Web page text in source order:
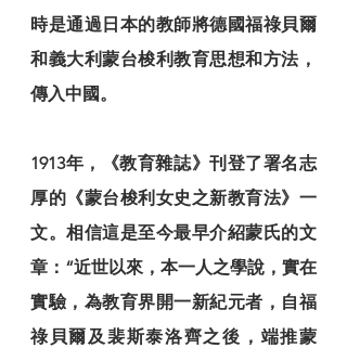
時是通過日本的教師將德國福祿貝爾
和義大利蒙台梭利教育思想和方法，
傳入中國。
1913年，《教育雜誌》刊登了署名志
厚的《蒙台梭利女史之新教育法》一
文。相信這是至今最早介紹蒙氏的文
章：“近世以來，本一人之學說，實在
實驗，為教育界開一新紀元者，自福
祿貝爾及裴斯泰洛齊之後，端推蒙